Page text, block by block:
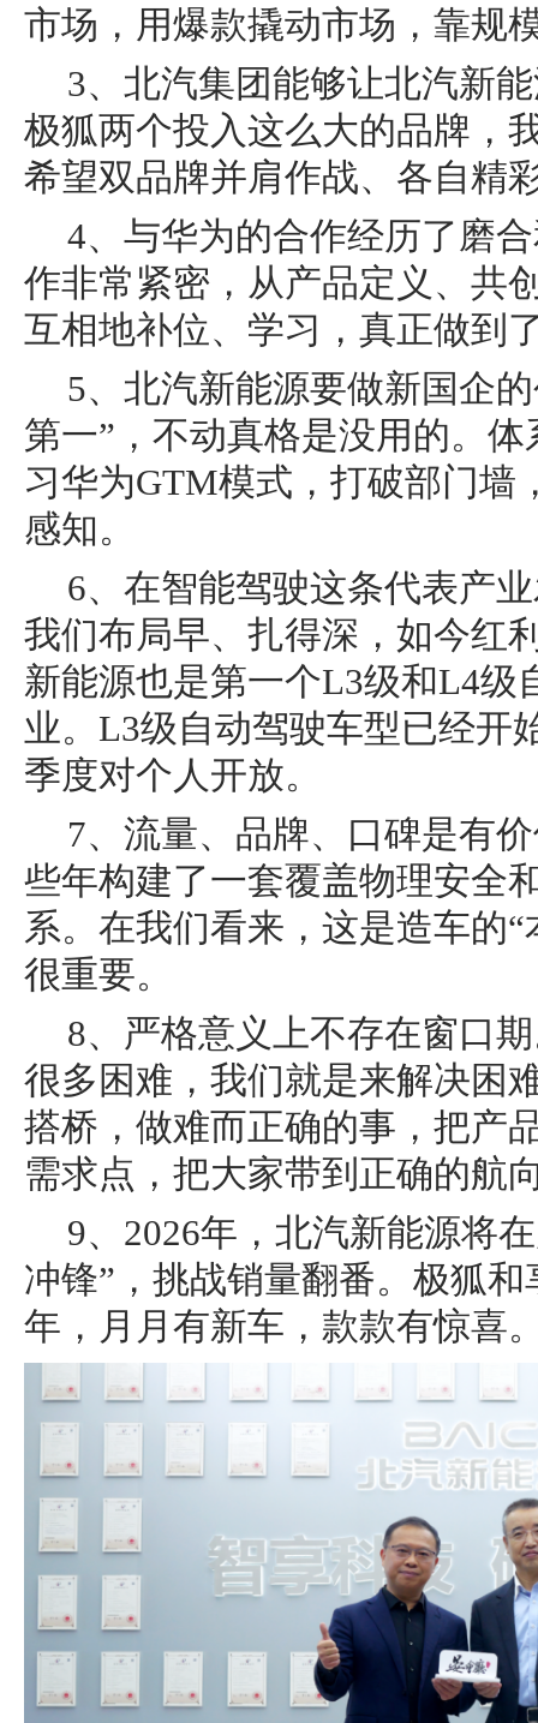
市场，用爆款撬动市场，靠规
3、北汽集团能够让北汽新
极狐两个投入这么大的品牌，
希望双品牌并肩作战、各自精
4、与华为的合作经历了磨
作非常紧密，从产品定义、共
互相地补位、学习，真正做到
5、北汽新能源要做新国企
第一”，不动真格是没用的。
习华为GTM模式，打破部门墙
感知。
6、在智能驾驶这条代表产
我们布局早、扎得深，如今红
新能源也是第一个L3级和L4级
业。L3级自动驾驶车型已经开
季度对个人开放。
7、流量、品牌、口碑是有
些年构建了一套覆盖物理安全
系。在我们看来，这是造车的
很重要。
8、严格意义上不存在窗口
很多困难，我们就是来解决困
搭桥，做难而正确的事，把产
需求点，把大家带到正确的航
9、2026年，北汽新能源将
冲锋”，挑战销量翻番。极狐
年，月月有新车，款款有惊喜